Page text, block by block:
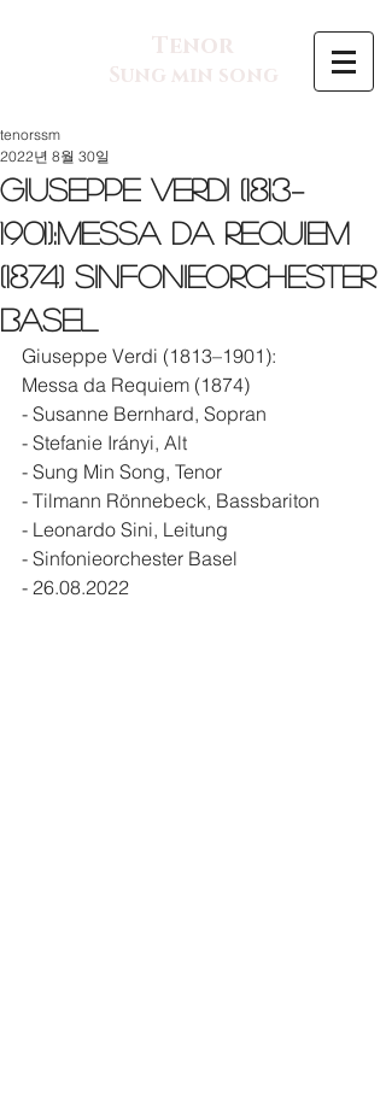
Tenor
Sung min song
Giuseppe Verdi (1813–
1901):Messa da Requiem
(1874) Sinfonieorchester
Basel
tenorssm
2022년 8월 30일
Giuseppe Verdi (1813–1901):
Messa da Requiem (1874)
- Susanne Bernhard, Sopran
- Stefanie Irányi, Alt
- Sung Min Song, Tenor
- Tilmann Rönnebeck, Bassbariton
- Leonardo Sini, Leitung
- Sinfonieorchester Basel
- 26.08.2022